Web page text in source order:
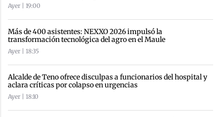
Ayer | 19:00
Más de 400 asistentes: NEXXO 2026 impulsó la
transformación tecnológica del agro en el Maule
Ayer | 18:35
Alcalde de Teno ofrece disculpas a funcionarios del hospital y
aclara críticas por colapso en urgencias
Ayer | 18:10